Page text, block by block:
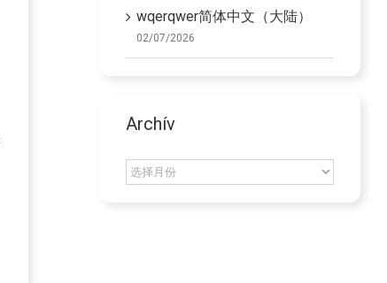
wqerqwer简体中文（大陆）
02/07/2026
Archív
Archív